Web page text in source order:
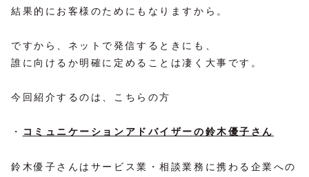
結果的にお客様のためにもなりますから。
ですから、ネットで発信するときにも、
誰に向けるか明確に定めることは凄く大事です。
今回紹介するのは、こちらの方
・ コミュニケーションアドバイザーの鈴木優子さん
鈴木優子さんはサービス業・相談業務に携わる企業への